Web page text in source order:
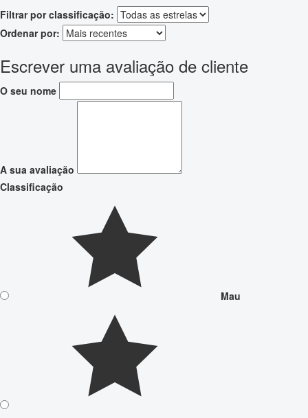
Filtrar por classificação:
Ordenar por:
Escrever uma avaliação de cliente
O seu nome
A sua avaliação
Classificação
Mau